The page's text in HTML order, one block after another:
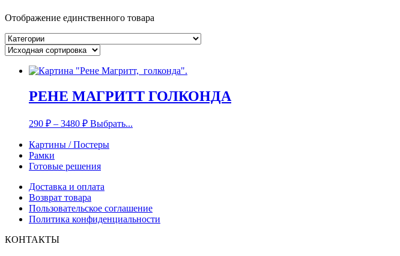
Отображение единственного товара
РЕНЕ МАГРИТТ ГОЛКОНДА
290 ₽ – 3480 ₽ Выбрать...
Картины / Постеры
Рамки
Готовые решения
Доставка и оплата
Возврат товара
Пользовательское соглашение
Политика конфиденциальности
КОНТАКТЫ